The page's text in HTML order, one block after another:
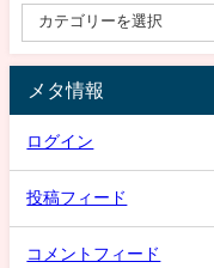
メタ情報
ログイン
投稿フィード
コメントフィード